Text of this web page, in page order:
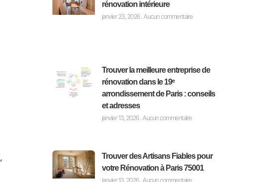
,
rénovation intérieure
janvier 23, 2026 Aucun commentaire
Trouver la meilleure entreprise de
rénovation dans le 19ᵉ
arrondissement de Paris : conseils
et adresses
janvier 13, 2026 Aucun commentaire
Trouver des Artisans Fiables pour
votre Rénovation à Paris 75001
janvier 13, 2026 Aucun commentaire